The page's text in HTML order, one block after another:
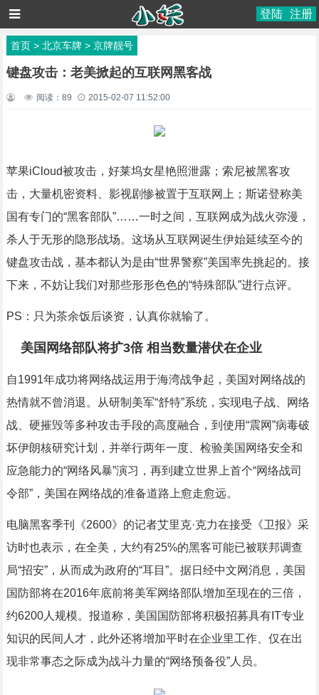
登陆 注册
首页> 北京车牌> 京牌靓号
键盘攻击：老美掀起的互联网黑客战
阅读： 89 2015-02-07 11:52:00
苹果iCloud被攻击，好莱坞女星艳照泄露；索尼被黑客攻
击，大量机密资料、影视剧惨被置于互联网上；斯诺登称美
国有专门的“黑客部队”……一时之间，互联网成为战火弥漫，
杀人于无形的隐形战场。这场从互联网诞生伊始延续至今的
键盘攻击战，基本都认为是由“世界警察”美国率先挑起的。接
下来，不妨让我们对那些形形色色的“特殊部队”进行点评。
PS：只为茶余饭后谈资，认真你就输了。
美国网络部队将扩3倍 相当数量潜伏在企业
自1991年成功将网络战运用于海湾战争起，美国对网络战的
热情就不曾消退。从研制美军“舒特”系统，实现电子战、网络
战、硬摧毁等多种攻击手段的高度融合，到使用“震网”病毒破
坏伊朗核研究计划，并举行两年一度、检验美国网络安全和
应急能力的“网络风暴”演习，再到建立世界上首个“网络战司
令部”，美国在网络战的准备道路上愈走愈远。
电脑黑客季刊《2600》的记者艾里克·克力在接受《卫报》采
访时也表示，在全美，大约有25%的黑客可能已被联邦调查
局“招安”，从而成为政府的“耳目”。据日经中文网消息，美国
国防部将在2016年底前将美军网络部队增加至现在的三倍，
约6200人规模。报道称，美国国防部将积极招募具有IT专业
知识的民间人才，此外还将增加平时在企业里工作、仅在出
现非常事态之际成为战斗力量的“网络预备役”人员。